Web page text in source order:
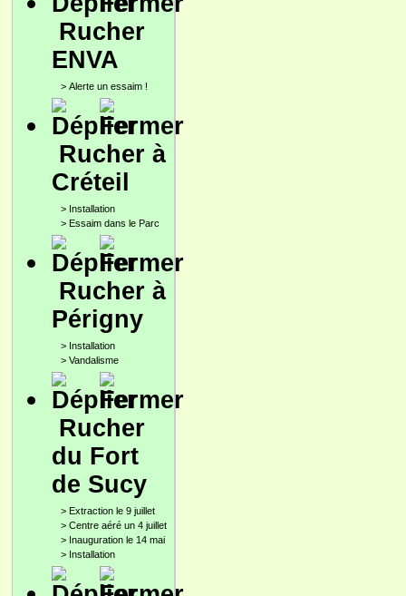
Rucher
ENVA
> Alerte un essaim !
Rucher à
Créteil
> Installation
> Essaim dans le Parc
Rucher à
Périgny
> Installation
> Vandalisme
Rucher
du Fort
de Sucy
> Extraction le 9 juillet
> Centre aéré un 4 juillet
> Inauguration le 14 mai
> Installation